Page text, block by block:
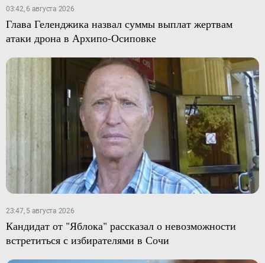
03:42, 6 августа 2026
Глава Геленджика назвал суммы выплат жертвам
атаки дрона в Архипо-Осиповке
23:47, 5 августа 2026
Кандидат от "Яблока" рассказал о невозможности
встретиться с избирателями в Сочи